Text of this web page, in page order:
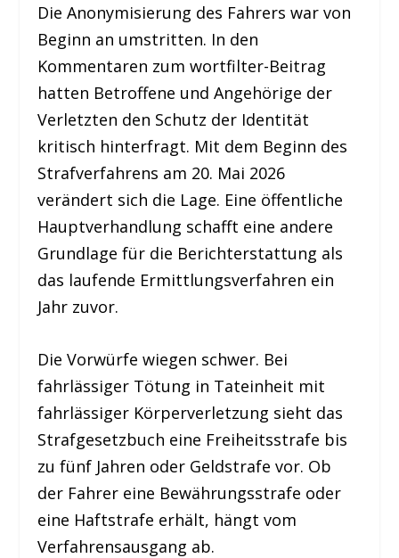
Die Anonymisierung des Fahrers war von
Beginn an umstritten. In den
Kommentaren zum wortfilter-Beitrag
hatten Betroffene und Angehörige der
Verletzten den Schutz der Identität
kritisch hinterfragt. Mit dem Beginn des
Strafverfahrens am 20. Mai 2026
verändert sich die Lage. Eine öffentliche
Hauptverhandlung schafft eine andere
Grundlage für die Berichterstattung als
das laufende Ermittlungsverfahren ein
Jahr zuvor.
Die Vorwürfe wiegen schwer. Bei
fahrlässiger Tötung in Tateinheit mit
fahrlässiger Körperverletzung sieht das
Strafgesetzbuch eine Freiheitsstrafe bis
zu fünf Jahren oder Geldstrafe vor. Ob
der Fahrer eine Bewährungsstrafe oder
eine Haftstrafe erhält, hängt vom
Verfahrensausgang ab.